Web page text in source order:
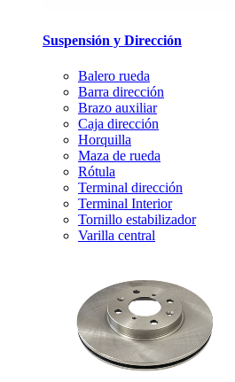
Suspensión y Dirección
Balero rueda
Barra dirección
Brazo auxiliar
Caja dirección
Horquilla
Maza de rueda
Rótula
Terminal dirección
Terminal Interior
Tornillo estabilizador
Varilla central